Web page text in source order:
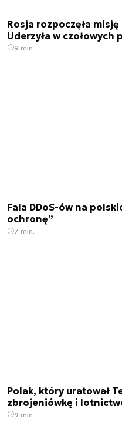
Rosja rozpoczęła
Uderzyła w czołowych
9 min.
Fala DDoS-ów na
ochronę”
7 min.
Polak, który uratował
zbrojeniówkę i
9 min.